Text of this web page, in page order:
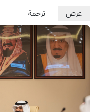
Primary
tabs
عرض
التبويب
النشطة)
ترجمة